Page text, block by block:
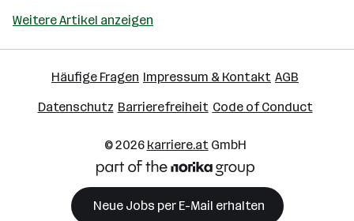
Weitere Artikel anzeigen
Häufige Fragen Impressum & Kontakt AGB
Datenschutz Barrierefreiheit Code of Conduct
© 2026 karriere.atGmbH
Neue Jobs per E-Mail erhalten